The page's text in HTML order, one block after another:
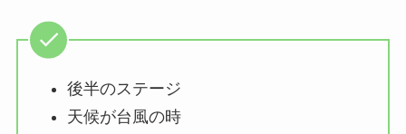
後半のステージ
天候が台風の時